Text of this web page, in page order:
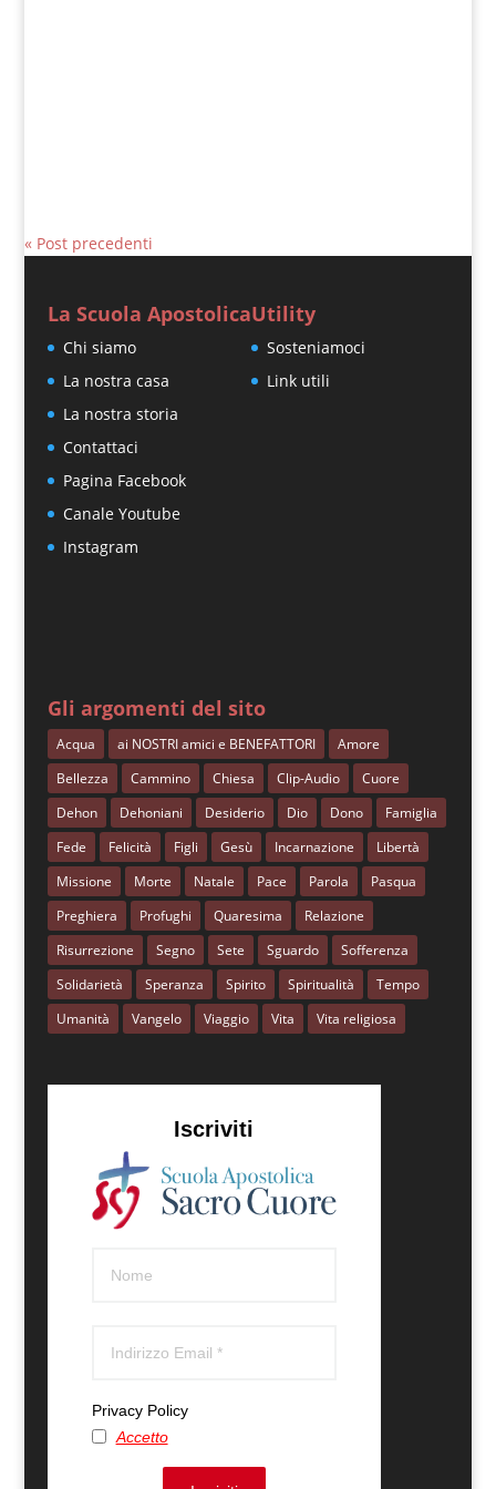
« Post precedenti
La Scuola Apostolica
Chi siamo
La nostra casa
La nostra storia
Contattaci
Pagina Facebook
Canale Youtube
Instagram
Utility
Sosteniamoci
Link utili
Gli argomenti del sito
Acqua ai NOSTRI amici e BENEFATTORI
Amore
Bellezza
Cammino Chiesa Clip-Audio
Cuore
Dehon
Dehoniani Desiderio Dio Dono
Famiglia
Fede
Felicità Figli Gesù Incarnazione
Libertà
Missione
Morte Natale Pace Parola
Pasqua
Preghiera
Profughi Quaresima
Relazione
Risurrezione
Segno Sete Sguardo
Sofferenza
Solidarietà
Speranza Spirito Spiritualità
Tempo
Umanità
Vangelo Viaggio Vita Vita religiosa
Iscriviti
Privacy Policy
Accetto